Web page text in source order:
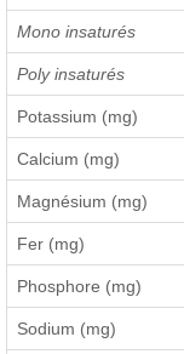
Mono insaturés
Poly insaturés
Potassium (mg)
Calcium (mg)
Magnésium (mg)
Fer (mg)
Phosphore (mg)
Sodium (mg)